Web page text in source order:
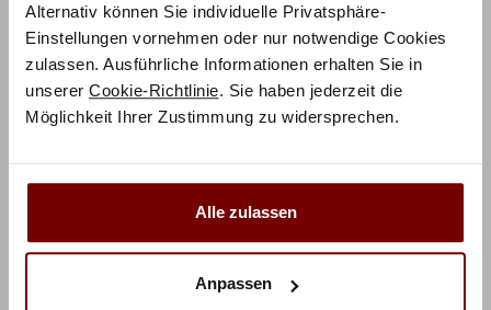
Alternativ können Sie individuelle Privatsphäre-
Einstellungen vornehmen oder nur notwendige Cookies
zulassen. Ausführliche Informationen erhalten Sie in
unserer Cookie-Richtlinie. Sie haben jederzeit die
Möglichkeit Ihrer Zustimmung zu widersprechen.
Alle zulassen
Anpassen
1.813,50€ 2.418,00€
Mit Vorkasse nur 1.632,15€